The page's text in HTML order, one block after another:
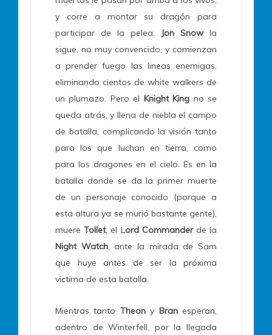
y corre a montar su dragón para
participar de la pelea.
Jon Snowla
sigue, no muy convencido, y comienzan
a prender fuego las lineas enemigas,
eliminando cientos de white walkers de
un plumazo. Pero el Knight King no se
queda atrás, y llena de niebla el campo
de batalla, complicando la visión tanto
para los que luchan en tierra, como
para los dragones en el cielo. Es en la
batalla donde se da la primer muerte
de un personaje conocido (porque a
esta altura ya se murió bastante gente),
muereTollet, el Lord Commanderde la
Night Watch, ante la mirada de Sam
que huye antes de ser la próxima
victima de esta batalla.
Mientras tanto Theony Branesperan,
adentro de Winterfell, por la llegada